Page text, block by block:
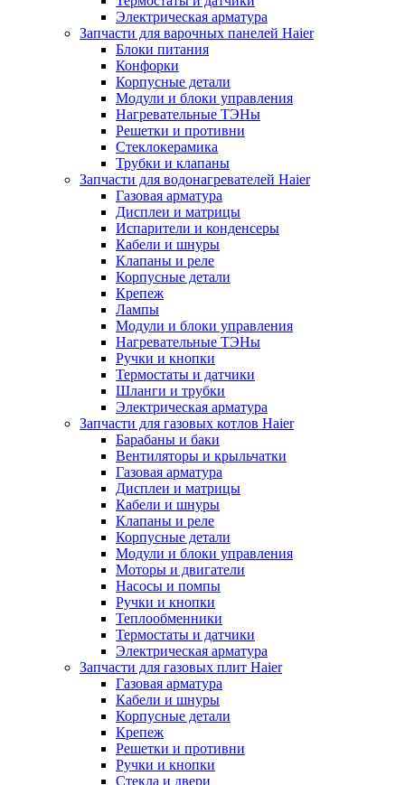
Электрическая арматура
Запчасти для варочных панелей Haier
Блоки питания
Конфорки
Корпусные детали
Модули и блоки управления
Нагревательные ТЭНы
Решетки и противни
Стеклокерамика
Трубки и клапаны
Запчасти для водонагревателей Haier
Газовая арматура
Дисплеи и матрицы
Испарители и конденсеры
Кабели и шнуры
Клапаны и реле
Корпусные детали
Крепеж
Лампы
Модули и блоки управления
Нагревательные ТЭНы
Ручки и кнопки
Термостаты и датчики
Шланги и трубки
Электрическая арматура
Запчасти для газовых котлов Haier
Барабаны и баки
Вентиляторы и крыльчатки
Газовая арматура
Дисплеи и матрицы
Кабели и шнуры
Клапаны и реле
Корпусные детали
Модули и блоки управления
Моторы и двигатели
Насосы и помпы
Ручки и кнопки
Теплообменники
Термостаты и датчики
Электрическая арматура
Запчасти для газовых плит Haier
Газовая арматура
Кабели и шнуры
Корпусные детали
Крепеж
Решетки и противни
Ручки и кнопки
Стекла и двери